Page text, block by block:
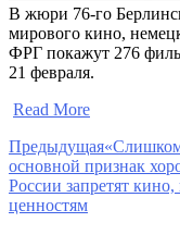
В жюри 76-го
мирового кино,
ФРГ покажут 276
21 февраля.
Read More
Предыдущая
основной признак
России запретят
ценностям